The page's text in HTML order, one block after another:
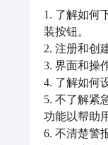
1. 了解如何
装按钮。
2. 注册和创
3. 界面和操
4. 了解如何
5. 不了解紧
功能以帮助
6. 不清楚警